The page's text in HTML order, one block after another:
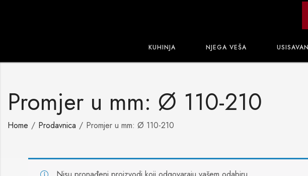
KUHINJA NJEGA VEŠA
Promjer u mm: Ø 110-210
Home Prodavnica Promjer u mm: Ø 110-210